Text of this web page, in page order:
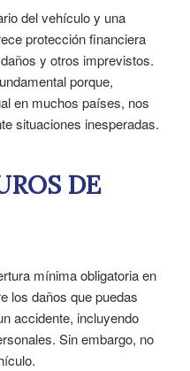
del vehículo y una
protección financiera
y otros imprevistos.
porque,
en muchos países, nos
situaciones inesperadas.
DE
mínima obligatoria en
los daños que puedas
accidente, incluyendo
Sin embargo, no